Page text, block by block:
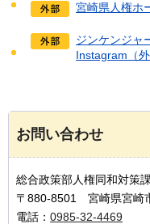
宮崎県人権ホ
ジンケンジャ
Instagram（
お問い合わせ
総合政策部人権同和対策
〒880-8501 宮崎県宮崎
電話： 0985-32-4469